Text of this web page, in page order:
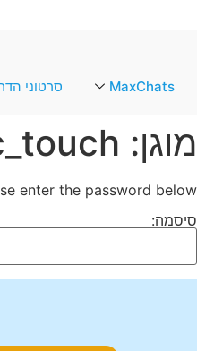
MaxChats סרטוני
מוגן: magic_touch
enter the password below.
סיסמה: